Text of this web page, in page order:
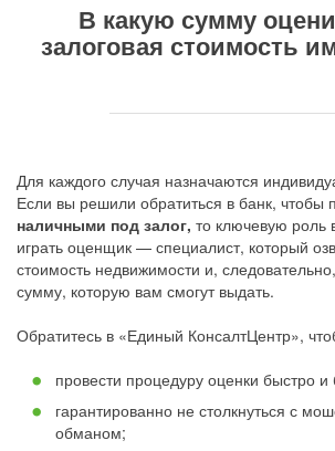
В какую сумму
залоговая стоимость
Для каждого случая назначаются
Если вы решили обратиться в банк, чтобы
наличными под залог, то ключевую роль
играть оценщик — специалист, который
стоимость недвижимости и,
сумму, которую вам смогут выдать.
Обратитесь в «Единый КонсалтЦентр»,
провести процедуру оценки быстро и
гарантированно не столкнуться с
обманом;